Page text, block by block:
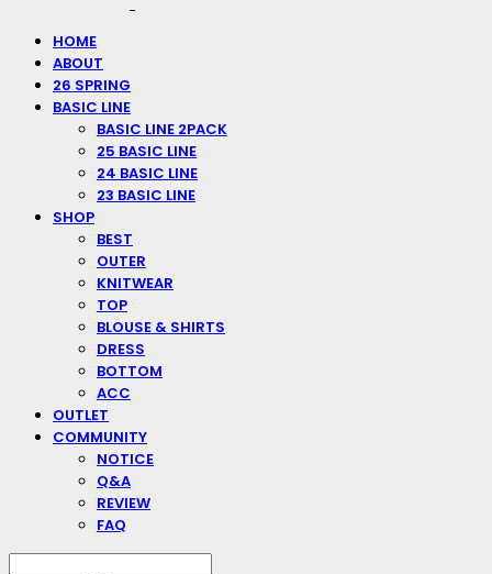
HOME
ABOUT
26 SPRING
BASIC LINE
BASIC LINE 2PACK
25 BASIC LINE
24 BASIC LINE
23 BASIC LINE
SHOP
BEST
OUTER
KNITWEAR
TOP
BLOUSE & SHIRTS
DRESS
BOTTOM
ACC
OUTLET
COMMUNITY
NOTICE
Q&A
REVIEW
FAQ